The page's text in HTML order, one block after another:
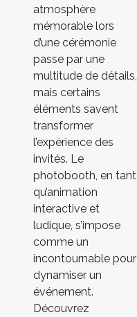
atmosphère
mémorable lors
d’une cérémonie
passe par une
multitude de détails,
mais certains
éléments savent
transformer
l’expérience des
invités. Le
photobooth, en tant
qu’animation
interactive et
ludique, s’impose
comme un
incontournable pour
dynamiser un
événement.
Découvrez